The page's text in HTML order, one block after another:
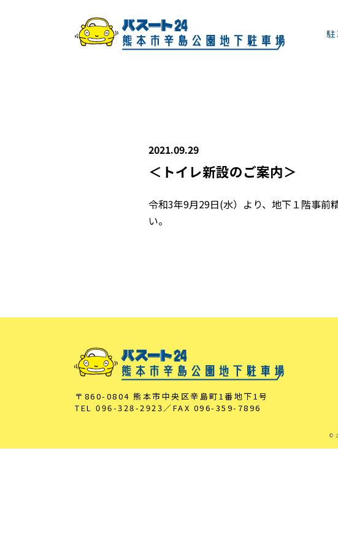
2021.09.29
＜トイレ新設のご案内＞
令和3年9月29日(水）より、地下１階事前
い。
〒860-0804 熊本市中央区辛島町1番地下1号
TEL 096-328-2923／FAX 096-359-7896